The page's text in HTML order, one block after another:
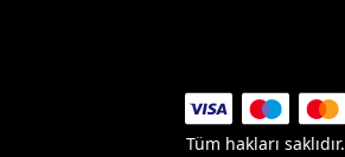
Tüm hakları saklıdır.